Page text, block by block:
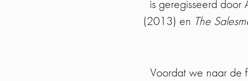
is geregisseerd door
(2013) en The
Voordat we naar de